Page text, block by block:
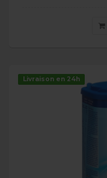
Livraison en 24h